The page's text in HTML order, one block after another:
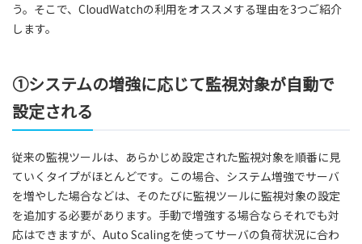
う。そこで、CloudWatchの利用をオススメする理由を3つご紹介
します。
①システムの増強に応じて監視対象が自動で
設定される
従来の監視ツールは、あらかじめ設定された監視対象を順番に見
ていくタイプがほとんどです。この場合、システム増強でサーバ
を増やした場合などは、そのたびに監視ツールに監視対象の設定
を追加する必要があります。手動で増強する場合ならそれでも対
応はできますが、Auto Scalingを使ってサーバの負荷状況に合わ